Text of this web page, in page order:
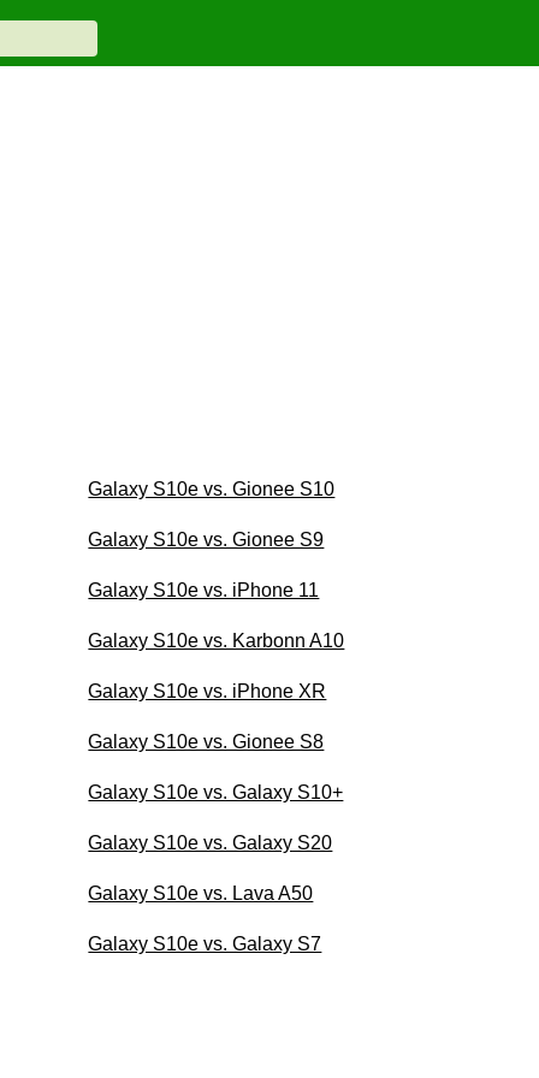
Galaxy S10e vs. Gionee S10
Galaxy S10e vs. Gionee S9
Galaxy S10e vs. iPhone 11
Galaxy S10e vs. Karbonn A10
Galaxy S10e vs. iPhone XR
Galaxy S10e vs. Gionee S8
Galaxy S10e vs. Galaxy S10+
Galaxy S10e vs. Galaxy S20
Galaxy S10e vs. Lava A50
Galaxy S10e vs. Galaxy S7